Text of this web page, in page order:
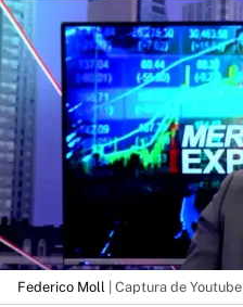
Federico Moll | Captura de Youtube